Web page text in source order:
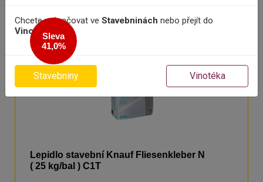
Chcete pokračovat ve Stavebninách nebo přejít do
Vinotéky
Stavebniny Vinotéka
Sleva
41,0%
Lepidlo stavební Knauf Fliesenkleber N
( 25 kg/bal ) C1T